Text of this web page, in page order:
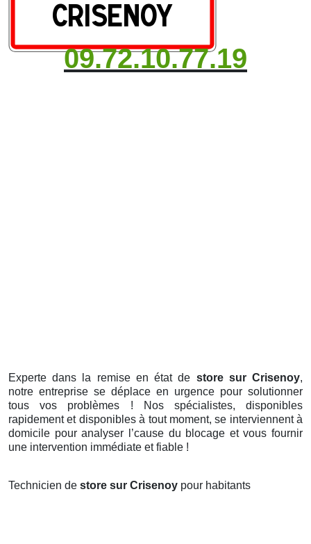
09.72.10.77.19
Experte dans la remise en état de store sur Crisenoy,
notre entreprise se déplace en urgence pour solutionner
tous vos problèmes ! Nos spécialistes, disponibles
rapidement et disponibles à tout moment, se interviennent à
domicile pour analyser l’cause du blocage et vous fournir
une intervention immédiate et fiable !
Technicien de store sur Crisenoy pour habitants